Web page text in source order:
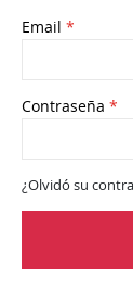
Email
Contraseña
¿Olvidó su